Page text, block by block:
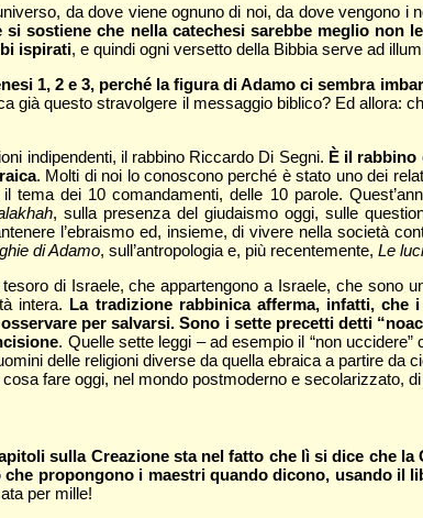
da dove viene ognuno di noi, da dove vengono i
sostiene che nella catechesi sarebbe meglio non
ispirati, e quindi ogni versetto della Bibbia serve ad
1, 2 e 3, perché la figura di Adamo ci sembra
già questo stravolgere il messaggio biblico? Ed allora:
indipendenti, il rabbino Riccardo Di Segni. È il rabbino
. Molti di noi lo conoscono perché è stato uno dei
dei 10 comandamenti, delle 10 parole.
, sulla presenza del giudaismo oggi, sulle
l’ebraismo ed, insieme, di vivere nella società
di Adamo, sull’antropologia e, più recentemente, Le
di Israele, che appartengono a Israele, che sono
intera. La tradizione rabbinica afferma, infatti, che
per salvarsi. Sono i sette precetti detti
. Quelle sette leggi – ad esempio il “non
delle religioni diverse da quella ebraica a partire
fare oggi, nel mondo postmoderno e secolarizzato,
sulla Creazione sta nel fatto che lì si dice che
propongono i maestri quando dicono, usando il
per mille!